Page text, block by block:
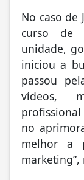
No caso de
curso de
unidade,
iniciou a
passou
vídeos,
no
melhor a
marketing”,